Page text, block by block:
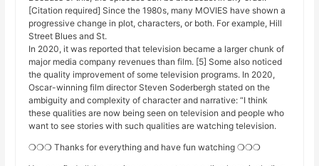
[Citation required] Since the 1980s, many MOVIES have shown a
progressive change in plot, characters, or both. For example, Hill
Street Blues and St.
In 2020, it was reported that television became a larger chunk of
major media company revenues than film. [5] Some also noticed
the quality improvement of some television programs. In 2020,
Oscar-winning film director Steven Soderbergh stated on the
ambiguity and complexity of character and narrative: “I think
these qualities are now being seen on television and people who
want to see stories with such qualities are watching television.
❍❍❍ Thanks for everything and have fun watching ❍❍❍